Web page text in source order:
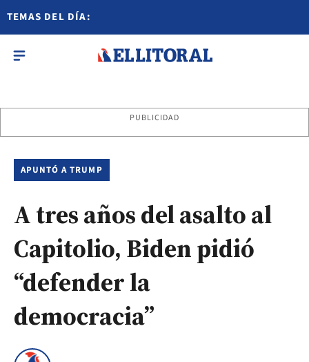
TEMAS DEL DÍA:
PUBLICIDAD
APUNTÓ A TRUMP
A tres años del asalto al
Capitolio, Biden pidió
“defender la
democracia”